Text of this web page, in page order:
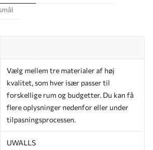
Vælg mellem tre materialer af høj
kvalitet, som hver især passer til
forskellige rum og budgetter. Du kan få
flere oplysninger nedenfor eller under
tilpasningsprocessen.
UWALLS